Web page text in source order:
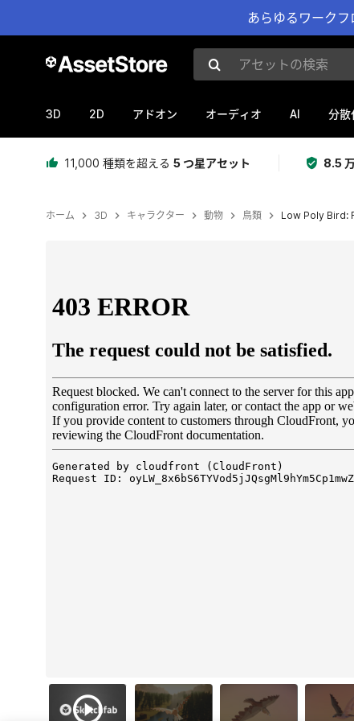
あらゆるワーク
アセットの検索
3D 2D アドオン オーディオ AI 分散
11,000 種類を超える 5 つ星アセット 8.5
ホーム 3D キャラクター 動物 鳥類 Low Poly Bird: